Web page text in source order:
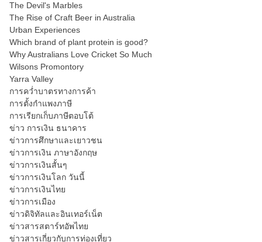
The Devil's Marbles
The Rise of Craft Beer in Australia
Urban Experiences
Which brand of plant protein is good?
Why Australians Love Cricket So Much
Wilsons Promontory
Yarra Valley
การคว่ำบาตรทางการค้า
การตั้งกำแพงภาษี
การเรียกเก็บภาษีตอบโต้
ข่าว การเงิน ธนาคาร
ข่าวการศึกษาและเยาวชน
ข่าวการเงิน ภาษาอังกฤษ
ข่าวการเงินสั้นๆ
ข่าวการเงินโลก วันนี้
ข่าวการเงินไทย
ข่าวการเมือง
ข่าวดิจิทัลและอินเทอร์เน็ต
ข่าวสารสตาร์ทอัพไทย
ข่าวสารเกี่ยวกับการท่องเที่ยว